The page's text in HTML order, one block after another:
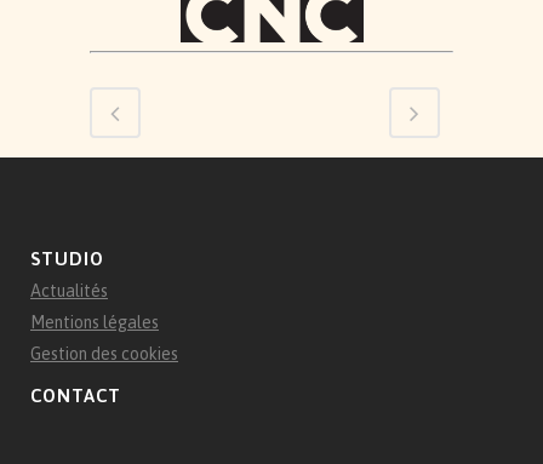
STUDIO
Actualités
Mentions légales
Gestion des cookies
CONTACT